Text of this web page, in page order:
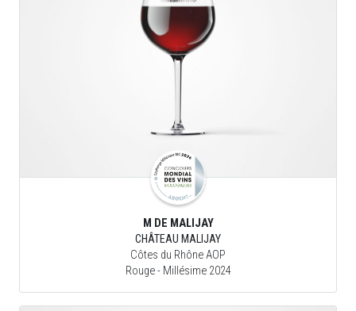
M DE MALIJAY
CHÂTEAU MALIJAY
Côtes du Rhône AOP
Rouge- Millésime 2024